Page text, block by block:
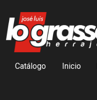
Catálogo Inicio